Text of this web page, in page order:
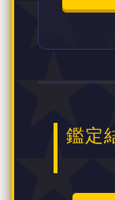
鑑定